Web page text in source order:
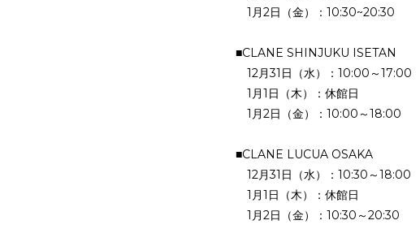
1月2日（金）：10:30~20:30
■CLANE SHINJUKU ISETAN
12月31日（水）：10:00～17:00
1月1日（木）：休館日
1月2日（金）：10:00～18:00
■CLANE LUCUA OSAKA
12月31日（水）：10:30～18:00
1月1日（木）：休館日
1月2日（金）：10:30～20:30